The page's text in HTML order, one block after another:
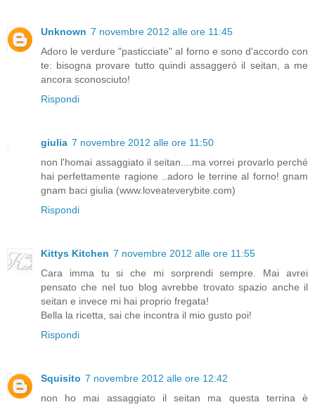
Unknown 7 novembre 2012 alle ore 11:45
Adoro le verdure "pasticciate" al forno e sono d'accordo con
te: bisogna provare tutto quindi assaggeró il seitan, a me
ancora sconosciuto!
Rispondi
giulia 7 novembre 2012 alle ore 11:50
non l'homai assaggiato il seitan....ma vorrei provarlo perché
hai perfettamente ragione ..adoro le terrine al forno! gnam
gnam baci giulia (www.loveateverybite.com)
Rispondi
Kittys Kitchen 7 novembre 2012 alle ore 11:55
Cara imma tu si che mi sorprendi sempre. Mai avrei
pensato che nel tuo blog avrebbe trovato spazio anche il
seitan e invece mi hai proprio fregata!
Bella la ricetta, sai che incontra il mio gusto poi!
Rispondi
Squisito 7 novembre 2012 alle ore 12:42
non ho mai assaggiato il seitan ma questa terrina è